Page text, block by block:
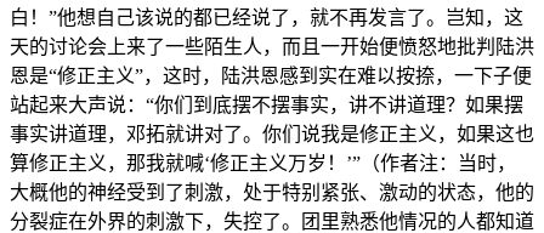
白！”他想自己该说的都已经说了，就不再发言了。岂知，这
天的讨论会上来了一些陌生人，而且一开始便愤怒地批判陆洪
恩是“修正主义”，这时，陆洪恩感到实在难以按捺，一下子便
站起来大声说：“你们到底摆不摆事实，讲不讲道理？如果摆
事实讲道理，邓拓就讲对了。你们说我是修正主义，如果这也
算修正主义，那我就喊‘修正主义万岁！’”（作者注：当时，
大概他的神经受到了刺激，处于特别紧张、激动的状态，他的
分裂症在外界的刺激下，失控了。团里熟悉他情况的人都知道